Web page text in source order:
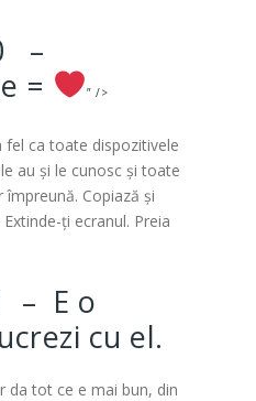
–
=
” />
ca toate dispozitivele
au și le cunosc și toate
Copiază și
ți ecranul. Preia
– E o
cu el.
da tot ce e mai bun, din